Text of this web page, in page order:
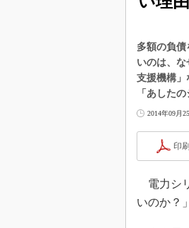
多額の負
いのは、
支援機構」
「あした
2014年09月
印
電力シ
いのか？